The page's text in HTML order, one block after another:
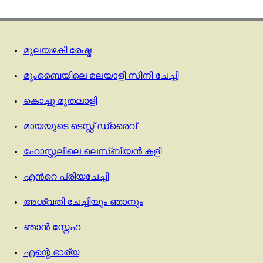
മുലയഴകി രേഷ്മ
മുംബൈയിലെ മലയാളി സിനി ചേച്ചി
കൊച്ചു മുതലാളി
മായയുടെ ടെസ്റ്റ്‌ ഡ്രൈവ്
ഹോസ്റ്റലിലെ ലെസ്ബിയൻ കളി
എന്‍റെ പ്രിയചേച്ചി
അശ്വതി ചേച്ചിയും ഞാനും
ഞാൻ സ്നേഹ
എന്റെ ഭാര്യ